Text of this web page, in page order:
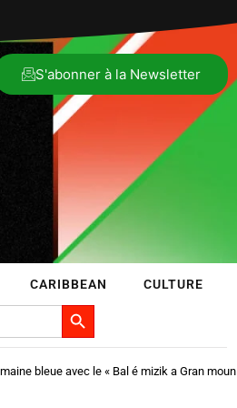
S'abonner à la Newsletter
CARIBBEAN CULTURE
Search Button
bleue avec le « Bal é mizik a Gran moun